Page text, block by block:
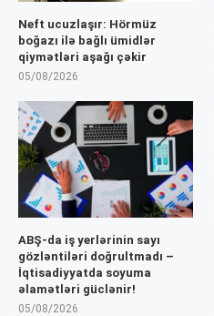
Neft ucuzlaşır: Hörmüz
boğazı ilə bağlı ümidlər
qiymətləri aşağı çəkir
05/08/2026
ABŞ-da iş yerlərinin sayı
gözləntiləri doğrultmadı –
İqtisadiyyatda soyuma
əlamətləri güclənir!
05/08/2026